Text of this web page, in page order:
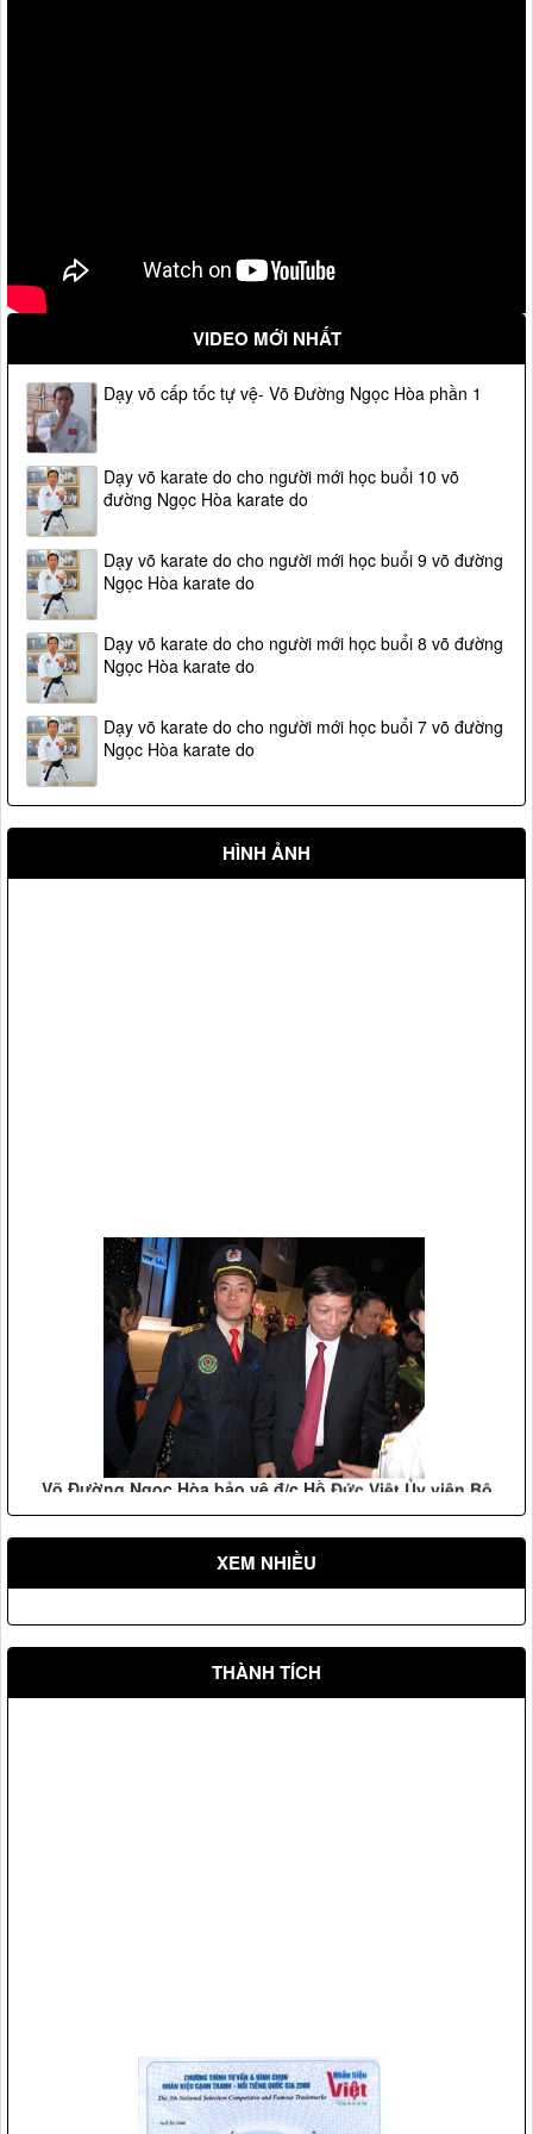
VIDEO MỚI NHẤT
Dạy võ cấp tốc tự vệ- Võ Đường Ngọc Hòa phần 1
Dạy võ karate do cho người mới học buổi 10 võ
đường Ngọc Hòa karate do
Dạy võ karate do cho người mới học buổi 9 võ đường
Ngọc Hòa karate do
Dạy võ karate do cho người mới học buổi 8 võ đường
Ngọc Hòa karate do
Dạy võ karate do cho người mới học buổi 7 võ đường
Ngọc Hòa karate do
HÌNH ẢNH
Võ Đường Ngọc Hòa bảo vệ đ/c Hồ Đức Việt Ủy viên Bộ
chính trị, trưởng ban tổ chức trung ương (2009)
tịch nước Nguyễn Thị Bình(2008)
XEM NHIỀU
THÀNH TÍCH